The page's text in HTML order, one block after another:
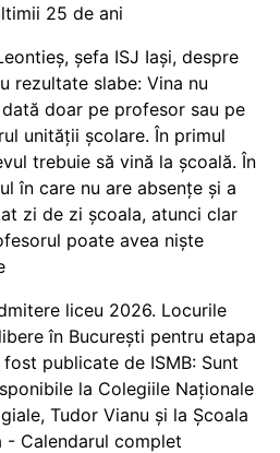
25 de ani
șefa ISJ Iași, despre
rezultate slabe: Vina nu
doar pe profesor sau pe
unității școlare. În primul
trebuie să vină la școală. În
în care nu are absențe și a
zi de zi școala, atunci clar
poate avea niște
liceu 2026. Locurile
în București pentru etapa
fost publicate de ISMB: Sunt
la Colegiile Naționale
Tudor Vianu și la Școala
- Calendarul complet